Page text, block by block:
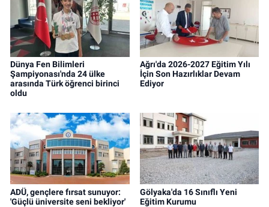
Dünya Fen Bilimleri
Şampiyonası'nda 24 ülke
arasında Türk öğrenci birinci
oldu
Ağrı'da 2026-2027 Eğitim Yılı
İçin Son Hazırlıklar Devam
Ediyor
ADÜ, gençlere fırsat sunuyor:
'Güçlü üniversite seni bekliyor'
Gölyaka'da 16 Sınıflı Yeni
Eğitim Kurumu